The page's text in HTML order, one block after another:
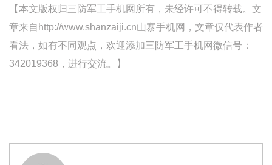
【本文版权归三防军工手机网所有，未经许可不得转载。文
章来自http://www.shanzaiji.cn山寨手机网，文章仅代表作者
看法，如有不同观点，欢迎添加三防军工手机网微信号：
342019368，进行交流。】